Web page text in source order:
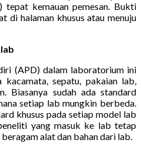
tepat kemauan pemesan. Bukti
di halaman khusus atau menuju
(APD) dalam laboratorium ini
sepatu, pakaian lab,
Biasanya sudah ada standard
setiap lab mungkin berbeda.
khusus pada setiap model lab
yang masuk ke lab tetap
alat dan bahan dari lab.